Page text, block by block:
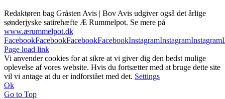
Redaktøren bag Gråsten Avis | Bov Avis udgiver også det årlige
sønderjyske satirehæfte Æ Rummelpot. Se mere på
www.ærummelpot.dk
FacebookFacebookFacebookFacebookInstagramInstagramInstagram
Page load link
Vi anvender cookies for at sikre at vi giver dig den bedst mulige
oplevelse af vores website. Hvis du fortsætter med at bruge dette site
vil vi antage at du er indforstået med det. Settings
Ok
Go to Top